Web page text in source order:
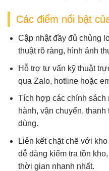
Các điểm nổi bật
Cập nhật đầy đủ chủng
thuật rõ ràng, hình ảnh
Hỗ trợ tư vấn kỹ thuật
qua Zalo, hotline hoặc
Tích hợp các chính sách
hành, vận chuyển,
dùng.
Liên kết chặt chẽ với
dễ dàng kiểm tra tồn
thời gian nhanh nhất.